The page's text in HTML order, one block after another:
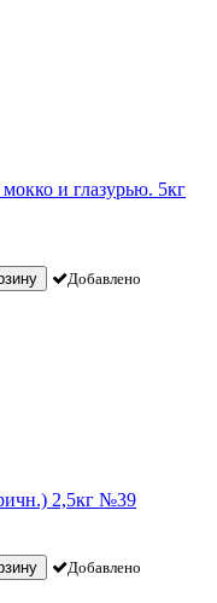
и глазурью. 5кг
Добавлено
2,5кг №39
Добавлено